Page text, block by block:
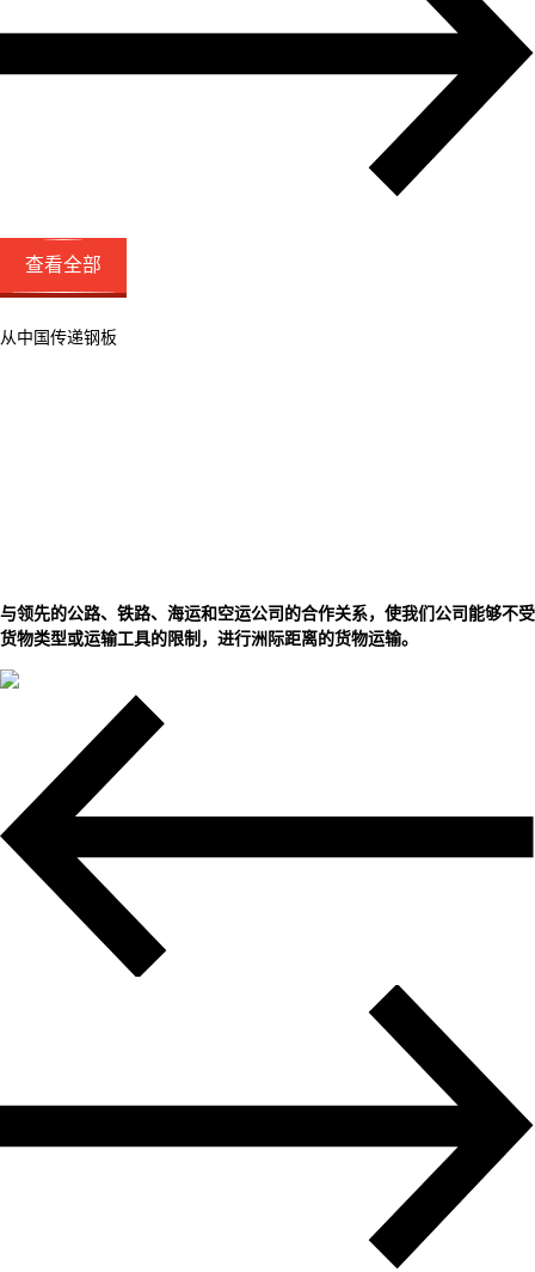
查看全部
从中国传递钢板
与领先的公路、铁路、海运和空运公司的合作关系，使我们公司能够不受
货物类型或运输工具的限制，进行洲际距离的货物运输。